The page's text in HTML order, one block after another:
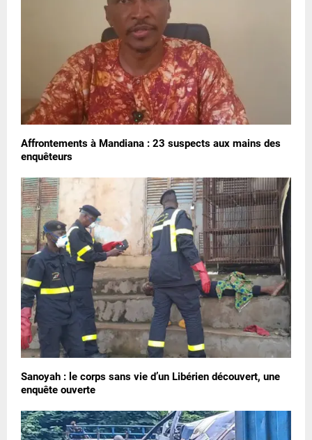
Affrontements à Mandiana : 23 suspects aux mains des
enquêteurs
Sanoyah : le corps sans vie d’un Libérien découvert, une
enquête ouverte